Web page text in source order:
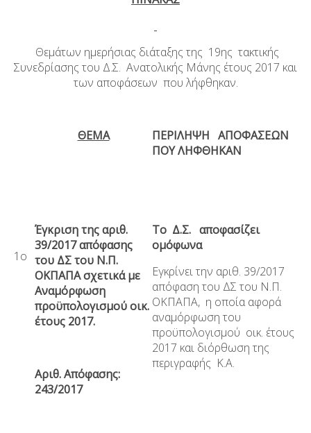
Θεμάτων ημερήσιας διάταξης της 19ης τακτικής
Συνεδρίασης του Δ.Σ. Ανατολικής Μάνης έτους 2017 και
των αποφάσεων που λήφθηκαν.
ΘΕΜΑ
ΠΕΡΙΛΗΨΗ ΑΠΟΦΑΣΕΩΝ
ΠΟΥ ΛΗΦΘΗΚΑΝ
1ο
Έγκριση της αριθ.
39/2017 απόφασης
του ΔΣ του Ν.Π.
ΟΚΠΑΠΑ σχετικά με
Αναμόρφωση
προϋπολογισμού οικ.
έτους 2017.
Αριθ. Απόφασης:
243/2017
Το Δ.Σ. αποφασίζει
ομόφωνα
Εγκρίνει την αριθ. 39/2017
απόφαση του ΔΣ του Ν.Π.
ΟΚΠΑΠΑ, η οποία αφορά
αναμόρφωση του
προϋπολογισμού οικ. έτους
2017 και διόρθωση της
περιγραφής Κ.Α.